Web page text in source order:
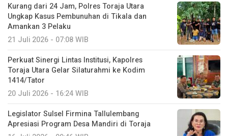
Kurang dari 24 Jam, Polres Toraja Utara
Ungkap Kasus Pembunuhan di Tikala dan
Amankan 3 Pelaku
21 Juli 2026 - 07:08 WIB
Perkuat Sinergi Lintas Institusi, Kapolres
Toraja Utara Gelar Silaturahmi ke Kodim
1414/Tator
20 Juli 2026 - 16:24 WIB
Legislator Sulsel Firmina Tallulembang
Apresiasi Program Desa Mandiri di Toraja